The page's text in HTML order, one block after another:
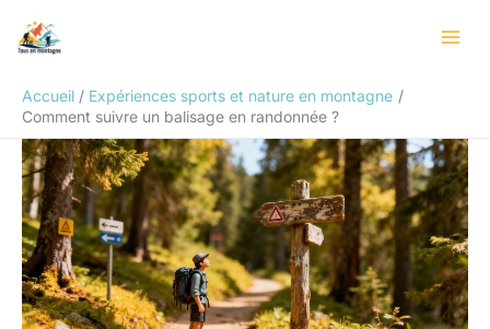
Accueil
Expériences sports et nature en montagne
Comment suivre un balisage en randonnée ?